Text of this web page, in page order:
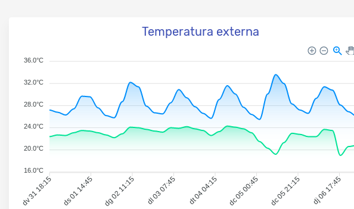
Temperatura externa
dv 31 18:15 ds 01 14:45 dg 02 11:15 dl 03 07:45 dt 04 04:15 dc 05 00:45 dc 05 21:15 dj 06 17:45
36.0°C
32.0°C
28.0°C
24.0°C
20.0°C
16.0°C